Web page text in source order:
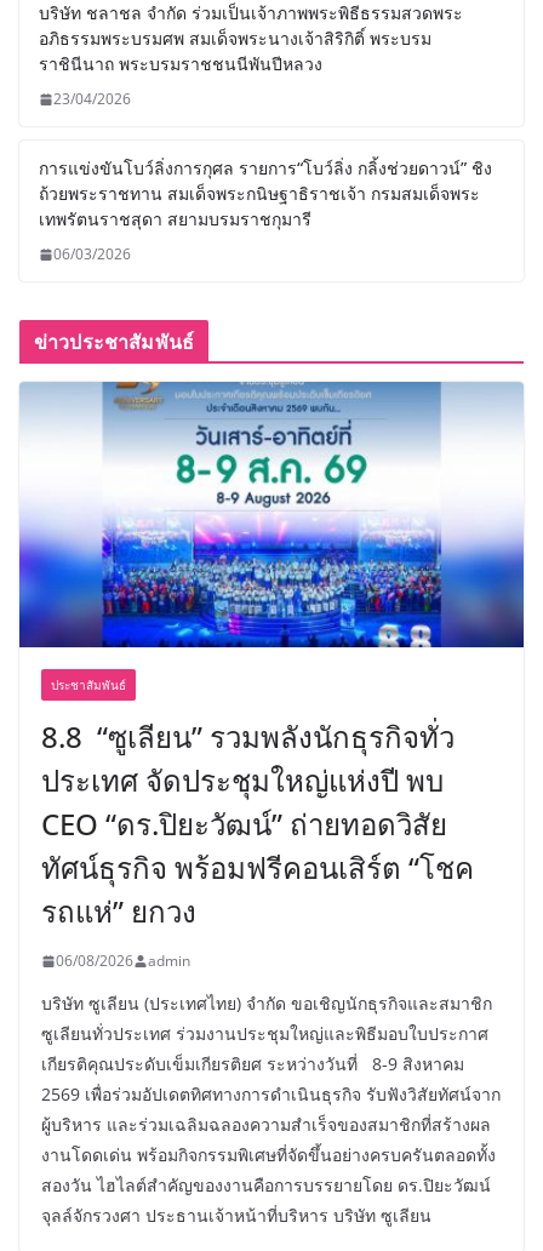
บริษัท ชลาชล จำกัด ร่วมเป็นเจ้าภาพพระพิธีธรรมสวดพระ
อภิธรรมพระบรมศพ สมเด็จพระนางเจ้าสิริกิติ์ พระบรม
ราชินีนาถ พระบรมราชชนนีพันปีหลวง
23/04/2026
การแข่งขันโบว์ลิ่งการกุศล รายการ“โบว์ลิ่ง กลิ้งช่วยดาวน์” ชิง
ถ้วยพระราชทาน สมเด็จพระกนิษฐาธิราชเจ้า กรมสมเด็จพระ
เทพรัตนราชสุดา สยามบรมราชกุมารี
06/03/2026
ข่าวประชาสัมพันธ์
ประชาสัมพันธ์
8.8 “ซูเลียน” รวมพลังนักธุรกิจทั่ว
ประเทศ จัดประชุมใหญ่แห่งปี พบ
CEO “ดร.ปิยะวัฒน์” ถ่ายทอดวิสัย
ทัศน์ธุรกิจ พร้อมฟรีคอนเสิร์ต “โชค
รถแห่” ยกวง
06/08/2026 admin
บริษัท ซูเลียน (ประเทศไทย) จำกัด ขอเชิญนักธุรกิจและสมาชิก
ซูเลียนทั่วประเทศ ร่วมงานประชุมใหญ่และพิธีมอบใบประกาศ
เกียรติคุณประดับเข็มเกียรติยศ ระหว่างวันที่ 8-9 สิงหาคม
2569 เพื่อร่วมอัปเดตทิศทางการดำเนินธุรกิจ รับฟังวิสัยทัศน์จาก
ผู้บริหาร และร่วมเฉลิมฉลองความสำเร็จของสมาชิกที่สร้างผล
งานโดดเด่น พร้อมกิจกรรมพิเศษที่จัดขึ้นอย่างครบครันตลอดทั้ง
สองวัน ไฮไลต์สำคัญของงานคือการบรรยายโดย ดร.ปิยะวัฒน์
จุลล์จักรวงศา ประธานเจ้าหน้าที่บริหาร บริษัท ซูเลียน